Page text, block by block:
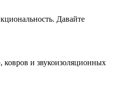
Давайте
и звукоизоляционных